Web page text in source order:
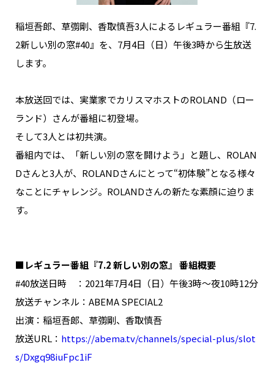
お問い合わせ
メールマガジン登録/解除
稲垣吾郎、草彅剛、香取慎吾3人によるレギュラー番組『7.
2新しい別の窓#40』を、7月4日（日）午後3時から生放送
します。
本放送回では、実業家でカリスマホストのROLAND（ロー
ランド）さんが番組に初登場。
そして3人とは初共演。
番組内では、「新しい別の窓を開けよう」と題し、ROLAN
Dさんと3人が、ROLANDさんにとって“初体験”となる様々
なことにチャレンジ。ROLANDさんの新たな素顔に迫りま
す。
■レギュラー番組『7.2 新しい別の窓』 番組概要
#40放送日時 ：2021年7月4日（日）午後3時～夜10時12分
放送チャンネル：ABEMA SPECIAL2
出演：稲垣吾郎、草彅剛、香取慎吾
放送URL： https://abema.tv/channels/special-plus/slot
s/Dxgq98iuFpc1iF